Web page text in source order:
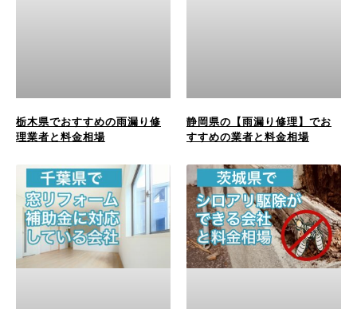
栃木県でおすすめの雨漏り修
理業者と料金相場
静岡県の【雨漏り修理】でお
すすめの業者と料金相場